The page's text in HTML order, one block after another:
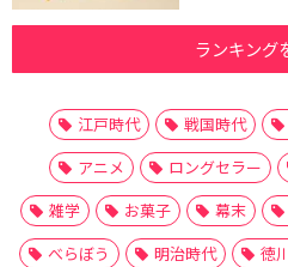
ランキング
江戸時代 戦国時代
アニメ
ロングセラー
雑学
お菓子 幕末
べらぼう
明治時代 徳